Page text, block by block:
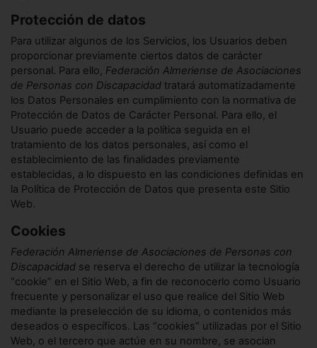
Protección de datos
Para utilizar algunos de los Servicios, los Usuarios deben
proporcionar previamente ciertos datos de carácter
personal. Para ello, Federación Almeriense de Asociaciones
de Personas con Discapacidad tratará automatizadamente
los Datos Personales en cumplimiento con la normativa de
Protección de Datos de Carácter Personal. Para ello, el
Usuario puede acceder a la política seguida en el
tratamiento de los datos personales, así como el
establecimiento de las finalidades previamente
establecidas, a lo dispuesto en las condiciones definidas en
la Política de Protección de Datos que presenta este Sitio
Web.
Cookies
Federación Almeriense de Asociaciones de Personas con
Discapacidad se reserva el derecho de utilizar la tecnología
“cookie” en el Sitio Web, a fin de reconocerlo como Usuario
frecuente y personalizar el uso que realice del Sitio Web
mediante la preselección de su idioma, o contenidos más
deseados o específicos. Las “cookies” utilizadas por el Sitio
Web, o el tercero que actúe en su nombre, se asocian